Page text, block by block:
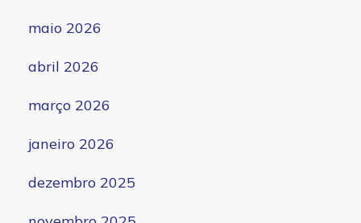
maio 2026
abril 2026
março 2026
janeiro 2026
dezembro 2025